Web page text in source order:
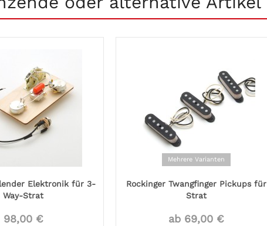
Elektronik für 3-
Way-Strat
98,00 €
Mehrere Varianten
Rockinger Twangfinger Pickups für
Strat
ab 69,00 €